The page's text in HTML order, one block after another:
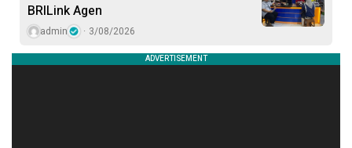
BRILink Agen
admin 3/08/2026